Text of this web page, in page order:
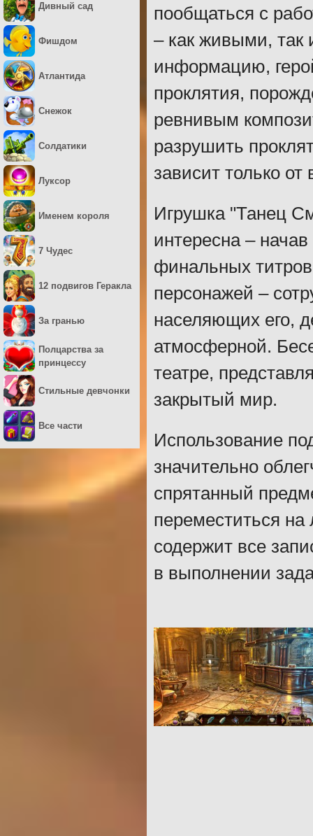
пообщаться с
– как живыми,
информацию,
проклятия,
ревнивым
разрушить
зависит только от
Игрушка "Танец
интересна –
финальных
персонажей –
населяющих его,
атмосферной.
театре,
закрытый мир.
Использование
значительно
спрятанный
переместиться
содержит все
в выполнении
Дивный сад
Фишдом
Атлантида
Снежок
Солдатики
Луксор
Именем короля
7 Чудес
12 подвигов Геракла
За гранью
Полцарства за
принцессу
Стильные девчонки
Все части